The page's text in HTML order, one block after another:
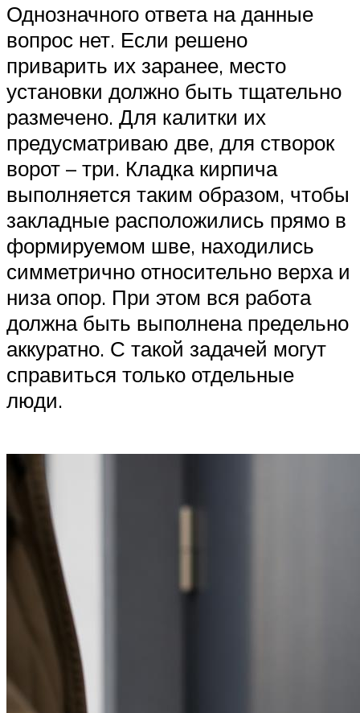
Однозначного ответа на данные
вопрос нет. Если решено
приварить их заранее, место
установки должно быть тщательно
размечено. Для калитки их
предусматриваю две, для створок
ворот – три. Кладка кирпича
выполняется таким образом, чтобы
закладные расположились прямо в
формируемом шве, находились
симметрично относительно верха и
низа опор. При этом вся работа
должна быть выполнена предельно
аккуратно. С такой задачей могут
справиться только отдельные
люди.